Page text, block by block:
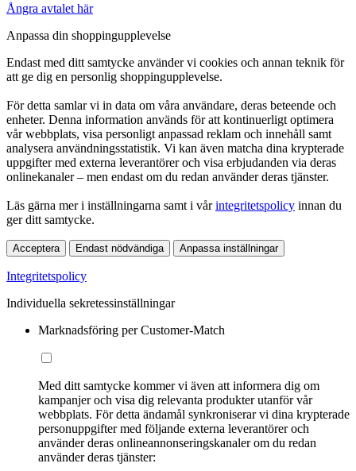
Ångra avtalet här
Anpassa din shoppingupplevelse
Endast med ditt samtycke använder vi cookies och annan teknik för
att ge dig en personlig shoppingupplevelse.
För detta samlar vi in data om våra användare, deras beteende och
enheter. Denna information används för att kontinuerligt optimera
vår webbplats, visa personligt anpassad reklam och innehåll samt
analysera användningsstatistik. Vi kan även matcha dina krypterade
uppgifter med externa leverantörer och visa erbjudanden via deras
onlinekanaler – men endast om du redan använder deras tjänster.
Läs gärna mer i inställningarna samt i vårintegritetspolicy innan du
ger ditt samtycke.
Acceptera Endast nödvändiga Anpassa inställningar
Integritetspolicy
Individuella sekretessinställningar
Marknadsföring per Customer-Match
Med ditt samtycke kommer vi även att informera dig om
kampanjer och visa dig relevanta produkter utanför vår
webbplats. För detta ändamål synkroniserar vi dina krypterade
personuppgifter med följande externa leverantörer och
använder deras onlineannonseringskanaler om du redan
använder deras tjänster: